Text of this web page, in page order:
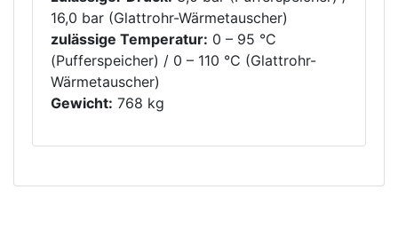
16,0 bar (Glattrohr-Wärmetauscher)
zulässige Temperatur: 0 – 95 °C
(Pufferspeicher) / 0 – 110 °C (Glattrohr-
Wärmetauscher)
Gewicht: 768 kg